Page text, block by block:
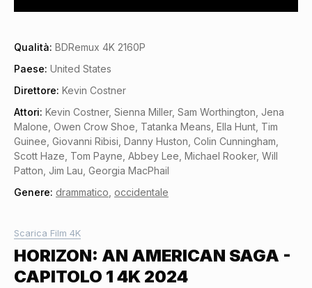
Qualità: BDRemux 4K 2160P
Paese: United States
Direttore: Kevin Costner
Attori: Kevin Costner, Sienna Miller, Sam Worthington, Jena
Malone, Owen Crow Shoe, Tatanka Means, Ella Hunt, Tim
Guinee, Giovanni Ribisi, Danny Huston, Colin Cunningham,
Scott Haze, Tom Payne, Abbey Lee, Michael Rooker, Will
Patton, Jim Lau, Georgia MacPhail
Genere: drammatico occidentale
Scarica Film 4K
HORIZON: AN AMERICAN SAGA -
CAPITOLO 1 4K 2024